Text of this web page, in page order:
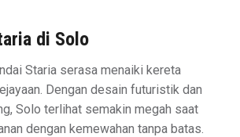
di Solo
Staria serasa menaiki kereta
Dengan desain futuristik dan
Solo terlihat semakin megah saat
dengan kemewahan tanpa batas.